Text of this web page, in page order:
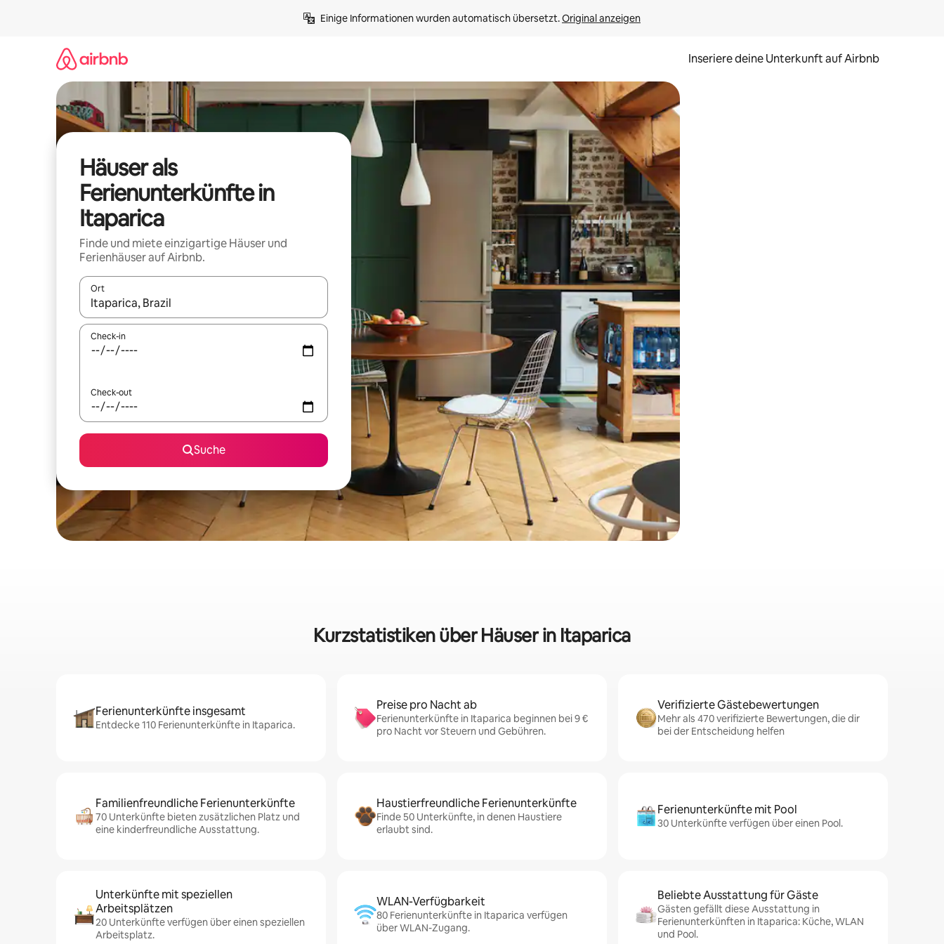
Einige Informationen wurden automatisch übersetzt. Original anzeigen
Inseriere deine Unterkunft auf Airbnb
Häuser als
Ferienunterkünfte in
Itaparica
Finde und miete einzigartige Häuser und
Ferienhäuser auf Airbnb.
Ort
Wenn Ergebnisse verfügbar sind, navigiere mit den Pfeiltasten nach oben und unten oder erkunde die Ergebnisse durch Berühren oder Wischgesten.
Check-in
Check-out
Suche
Kurzstatistiken über Häuser in Itaparica
Ferienunterkünfte insgesamt
Entdecke 110 Ferienunterkünfte in Itaparica.
Preise pro Nacht ab
Ferienunterkünfte in Itaparica beginnen bei 9 €
pro Nacht vor Steuern und Gebühren.
Verifizierte Gästebewertungen
Mehr als 470 verifizierte Bewertungen, die dir
bei der Entscheidung helfen
Familienfreundliche Ferienunterkünfte
70 Unterkünfte bieten zusätzlichen Platz und
eine kinderfreundliche Ausstattung.
Haustierfreundliche Ferienunterkünfte
Finde 50 Unterkünfte, in denen Haustiere
erlaubt sind.
Ferienunterkünfte mit Pool
30 Unterkünfte verfügen über einen Pool.
Unterkünfte mit speziellen
Arbeitsplätzen
20 Unterkünfte verfügen über einen speziellen
Arbeitsplatz.
WLAN-Verfügbarkeit
80 Ferienunterkünfte in Itaparica verfügen
über WLAN-Zugang.
Beliebte Ausstattung für Gäste
Gästen gefällt diese Ausstattung in
Ferienunterkünften in Itaparica: Küche, WLAN
und Pool.